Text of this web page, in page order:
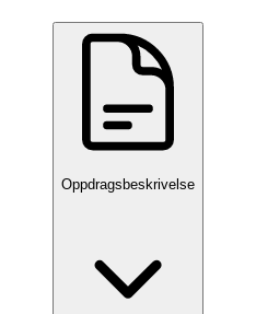
Oppdragsbeskrivelse